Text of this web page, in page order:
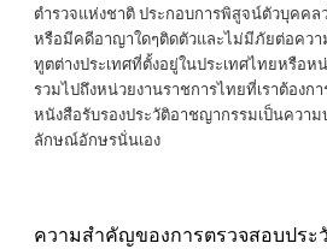
ตำรวจแห่งชาติ ประกอบการพิสูจน์ตัวบุคค
หรือมีคดีอาญาใดๆติดตัวและไม่มีภัยต่อคว
ทูตต่างประเทศที่ตั้งอยู่ในประเทศไทยหรือห
รวมไปถึงหน่วยงานราชการไทยที่เราต้องกา
หนังสือรับรองประวัติอาชญากรรมเป็นควา
ลักษณ์อักษรนั่นเอง
ความสำคัญของการตรวจสอบประ